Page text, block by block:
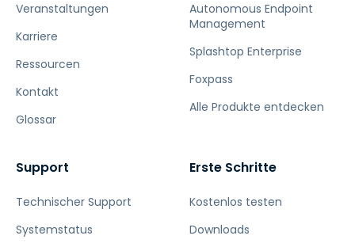
Veranstaltungen
Karriere
Ressourcen
Kontakt
Glossar
Autonomous Endpoint
Management
Splashtop Enterprise
Foxpass
Alle Produkte entdecken
Support
Technischer Support
Systemstatus
Erste Schritte
Kostenlos testen
Downloads